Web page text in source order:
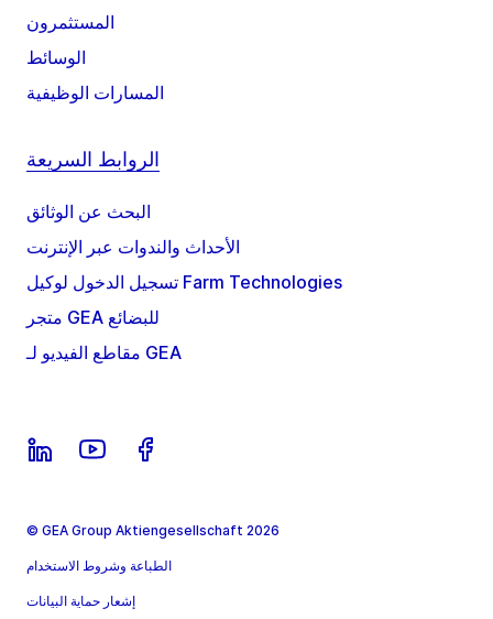
المستثمرون
الوسائط
المسارات الوظيفية
الروابط السريعة
البحث عن الوثائق
الأحداث والندوات عبر الإنترنت
تسجيل الدخول لوكيل Farm Technologies
متجر GEA للبضائع
مقاطع الفيديو لـ GEA
© GEA Group Aktiengesellschaft 2026
الطباعة وشروط الاستخدام
إشعار حماية البيانات